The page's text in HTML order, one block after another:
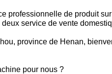
professionnelle de produit
service de vente
province de Henan,
pour nous ?